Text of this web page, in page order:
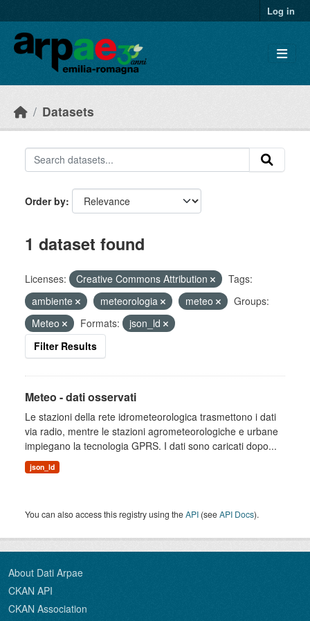
Log in
Datasets
Order by
1 dataset found
Licenses: Creative Commons Attribution
Tags:
ambiente
meteorologia meteo
Groups:
Meteo
Formats:
json_ld
Filter Results
Meteo - dati osservati
Le stazioni della rete idrometeorologica trasmettono i dati
via radio, mentre le stazioni agrometeorologiche e urbane
impiegano la tecnologia GPRS. I dati sono caricati dopo...
json_ld
You can also access this registry using theAPI (seeAPI Docs).
About Dati Arpae
CKAN API
CKAN Association